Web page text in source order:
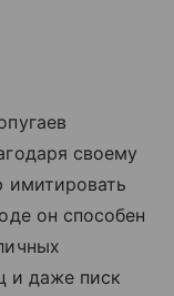
своему
имитировать
он способен
и даже писк